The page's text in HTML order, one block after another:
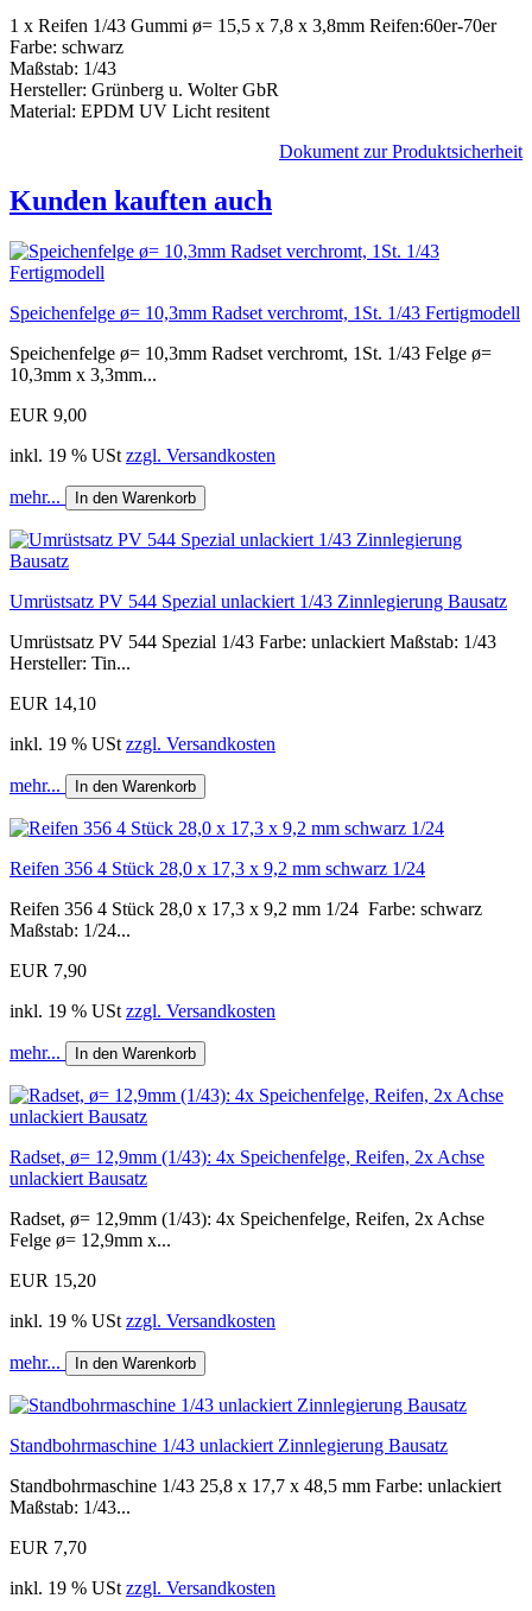
1 x Reifen 1/43 Gummi ø= 15,5 x 7,8 x 3,8mm Reifen:60er-70er
Farbe: schwarz
Maßstab: 1/43
Hersteller: Grünberg u. Wolter GbR
Material: EPDM UV Licht resitent
Dokument zur Produktsicherheit
Kunden kauften auch
Speichenfelge ø= 10,3mm Radset verchromt, 1St. 1/43 Fertigmodell
Speichenfelge ø= 10,3mm Radset verchromt, 1St. 1/43 Felge ø=
10,3mm x 3,3mm...
EUR 9,00
inkl. 19 % USt zzgl. Versandkosten
mehr... In den Warenkorb
Umrüstsatz PV 544 Spezial unlackiert 1/43 Zinnlegierung Bausatz
Umrüstsatz PV 544 Spezial 1/43 Farbe: unlackiert Maßstab: 1/43
Hersteller: Tin...
EUR 14,10
inkl. 19 % USt zzgl. Versandkosten
mehr... In den Warenkorb
Reifen 356 4 Stück 28,0 x 17,3 x 9,2 mm schwarz 1/24
Reifen 356 4 Stück 28,0 x 17,3 x 9,2 mm 1/24 Farbe: schwarz
Maßstab: 1/24...
EUR 7,90
inkl. 19 % USt zzgl. Versandkosten
mehr... In den Warenkorb
Radset, ø= 12,9mm (1/43): 4x Speichenfelge, Reifen, 2x Achse
unlackiert Bausatz
Radset, ø= 12,9mm (1/43): 4x Speichenfelge, Reifen, 2x Achse
Felge ø= 12,9mm x...
EUR 15,20
inkl. 19 % USt zzgl. Versandkosten
mehr... In den Warenkorb
Standbohrmaschine 1/43 unlackiert Zinnlegierung Bausatz
Standbohrmaschine 1/43 25,8 x 17,7 x 48,5 mm Farbe: unlackiert
Maßstab: 1/43...
EUR 7,70
inkl. 19 % USt zzgl. Versandkosten